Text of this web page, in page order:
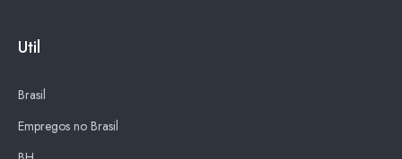
Util
Brasil
Empregos no Brasil